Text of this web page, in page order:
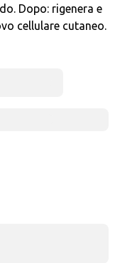
Dopo: rigenera e
cellulare cutaneo.